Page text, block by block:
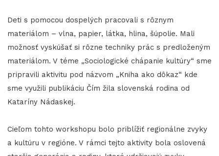
Deti s pomocou dospelých pracovali s rôznym
materiálom – vlna, papier, látka, hlina, šúpolie. Mali
možnosť vyskúšať si rôzne techniky prác s predloženým
materiálom. V téme „Sociologické chápanie kultúry“ sme
pripravili aktivitu pod názvom „Kniha ako dôkaz“ kde
sme využili publikáciu Čím žila slovenská rodina od
Kataríny Nádaskej.
Cieľom tohto workshopu bolo priblížiť regionálne zvyky
a kultúru v regióne. V rámci tejto aktivity bola oslovená